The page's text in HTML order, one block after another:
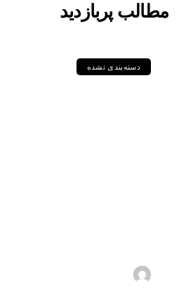
مطالب پربازدید
دسته‌بندی نشده